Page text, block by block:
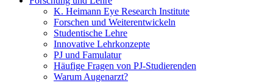
K. Heimann Eye Research Institute
Forschen und Weiterentwickeln
Studentische Lehre
Innovative Lehrkonzepte
PJ und Famulatur
Häufige Fragen von PJ-Studierenden
Warum Augenarzt?